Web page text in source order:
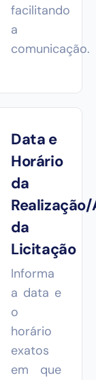
facilitando
a
comunicação.
Data e
Horário
da
da
Licitação
Informa
a data e
o
horário
exatos
em que